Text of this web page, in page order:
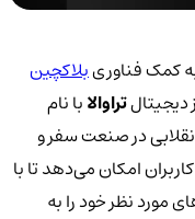
کمک فناوریبلاکچین
تراوالابا نام
در صنعت سفر و
امکان می‌دهد تا با
مورد نظر خود را به